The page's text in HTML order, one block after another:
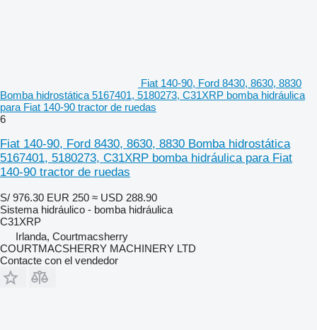
Fiat 140-90, Ford 8430, 8630, 8830
Bomba hidrostática 5167401, 5180273, C31XRP bomba hidráulica
para Fiat 140-90 tractor de ruedas
6
Fiat 140-90, Ford 8430, 8630, 8830 Bomba hidrostática
5167401, 5180273, C31XRP bomba hidráulica para Fiat
140-90 tractor de ruedas
S/ 976.30 EUR 250 ≈ USD 288.90
Sistema hidráulico - bomba hidráulica
C31XRP
Irlanda, Courtmacsherry
COURTMACSHERRY MACHINERY LTD
Contacte con el vendedor